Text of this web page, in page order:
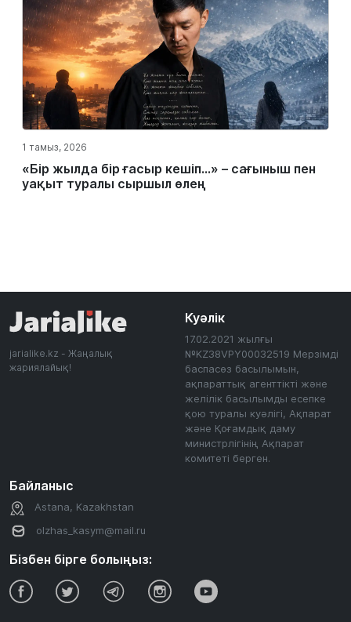
1 тамыз, 2026
«Бір жылда бір ғасыр кешіп…» – сағыныш пен
уақыт туралы сыршыл өлең
jarialike.kz - Жаңалық
жариялайық!
Куәлік
17.02.2021 жылғы
№KZ38VPY00032519 Мерзімді
баспасөз басылымын,
ақпараттық агенттікті және
желілік басылымды есепке
қою туралы куәлігі, Ақпарат
және Қоғамдық даму
министрлігінің Ақпарат
комитеті берген.
Байланыс
Astana, Kazakhstan
olzhas_kasym@mail.ru
Бізбен бірге болыңыз: